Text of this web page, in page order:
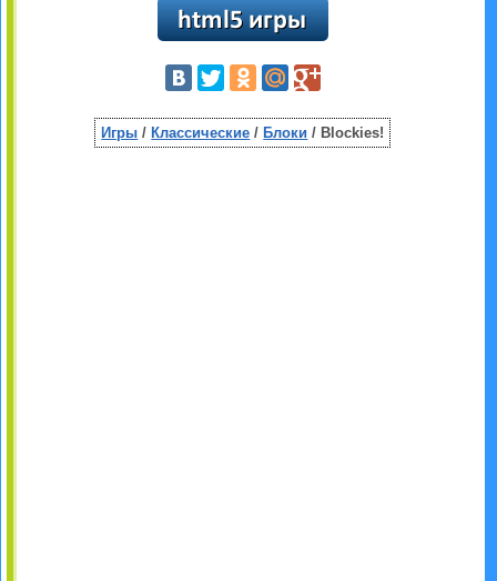
Игры / Классические / Блоки / Blockies!